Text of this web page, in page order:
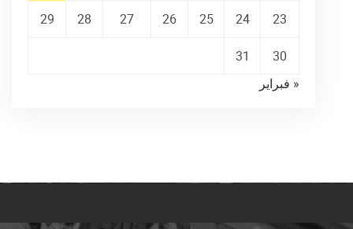
23
24
25
26
27
28
29
30
31
« فبراير